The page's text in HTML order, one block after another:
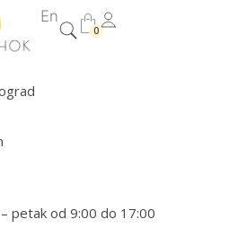
En
0
petak od 9:00 do 17:00